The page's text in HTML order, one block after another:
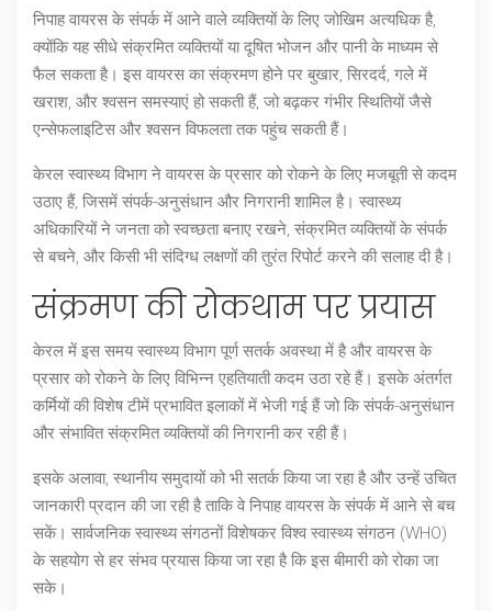
निपाह वायरस के संपर्क में आने वाले व्यक्तियों के लिए जोखिम अत्यधिक है,
क्योंकि यह सीधे संक्रमित व्यक्तियों या दूषित भोजन और पानी के माध्यम से
फैल सकता है। इस वायरस का संक्रमण होने पर बुखार, सिरदर्द, गले में
खराश, और श्वसन समस्याएं हो सकती हैं, जो बढ़कर गंभीर स्थितियों जैसे
एन्सेफलाइटिस और श्वसन विफलता तक पहुंच सकती हैं।
केरल स्वास्थ्य विभाग ने वायरस के प्रसार को रोकने के लिए मजबूती से कदम
उठाए हैं, जिसमें संपर्क-अनुसंधान और निगरानी शामिल है। स्वास्थ्य
अधिकारियों ने जनता को स्वच्छता बनाए रखने, संक्रमित व्यक्तियों के संपर्क
से बचने, और किसी भी संदिग्ध लक्षणों की तुरंत रिपोर्ट करने की सलाह दी है।
संक्रमण की रोकथाम पर प्रयास
केरल में इस समय स्वास्थ्य विभाग पूर्ण सतर्क अवस्था में है और वायरस के
प्रसार को रोकने के लिए विभिन्न एहतियाती कदम उठा रहे हैं। इसके अंतर्गत
कर्मियों की विशेष टीमें प्रभावित इलाकों में भेजी गई हैं जो कि संपर्क-अनुसंधान
और संभावित संक्रमित व्यक्तियों की निगरानी कर रही हैं।
इसके अलावा, स्थानीय समुदायों को भी सतर्क किया जा रहा है और उन्हें उचित
जानकारी प्रदान की जा रही है ताकि वे निपाह वायरस के संपर्क में आने से बच
सकें। सार्वजनिक स्वास्थ्य संगठनों विशेषकर विश्व स्वास्थ्य संगठन (WHO)
के सहयोग से हर संभव प्रयास किया जा रहा है कि इस बीमारी को रोका जा
सके।